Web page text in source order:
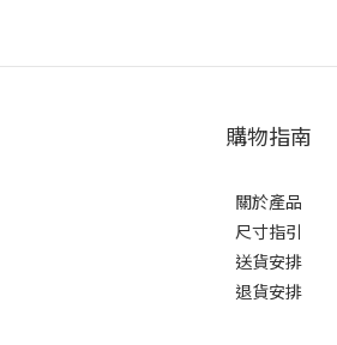
購物指南
關於產品
尺寸指引
送貨安排
退貨安排